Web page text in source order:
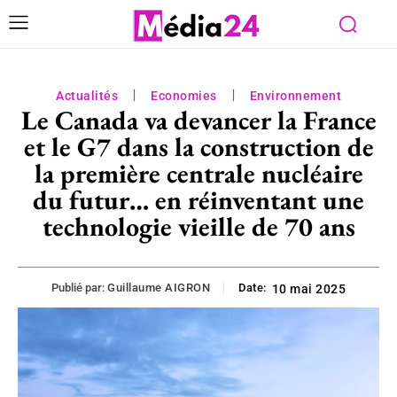
Actualités Economies Environnement
Le Canada va devancer la France
et le G7 dans la construction de
la première centrale nucléaire
du futur… en réinventant une
technologie vieille de 70 ans
Publié par: Guillaume AIGRON Date: 10 mai 2025